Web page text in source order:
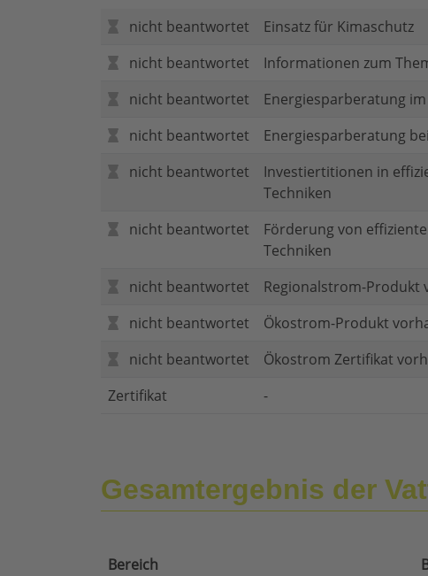
nicht beantwortet
Einsatz für Kimaschutz
nicht beantwortet
Informationen zum
nicht beantwortet
Energiesparberatung
nicht beantwortet
Energiesparberatung
nicht beantwortet
Investiertitionen in
Techniken
nicht beantwortet
Förderung von
Techniken
nicht beantwortet
Regionalstrom-Produkt
nicht beantwortet
Ökostrom-Produkt
nicht beantwortet
Ökostrom Zertifikat
Zertifikat
-
Gesamtergebnis der
Bereich